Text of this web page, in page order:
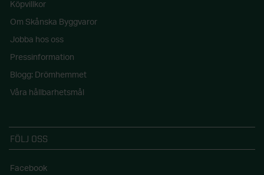
Köpvillkor
Om Skånska Byggvaror
Jobba hos oss
Pressinformation
Blogg: Drömhemmet
Våra hållbarhetsmål
FÖLJ OSS
Facebook